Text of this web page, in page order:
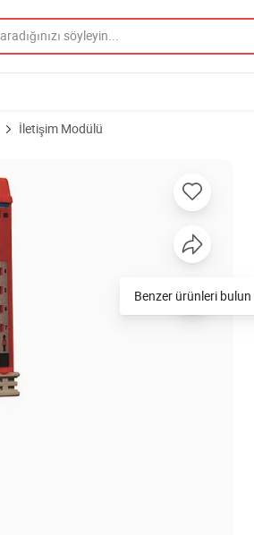
İletişim Modülü
Benzer ürünleri bulun